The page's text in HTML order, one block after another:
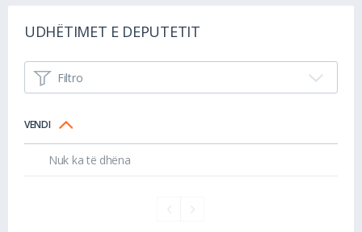
UDHËTIMET E DEPUTETIT
Filtro
VENDI
Nuk ka të dhëna